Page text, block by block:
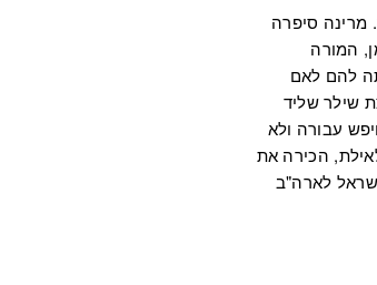
מרינה סיפרה
זילברמן, המורה
היתה להם לאם
שילר שליד
עבורה ולא
הכירה את
לארה"ב